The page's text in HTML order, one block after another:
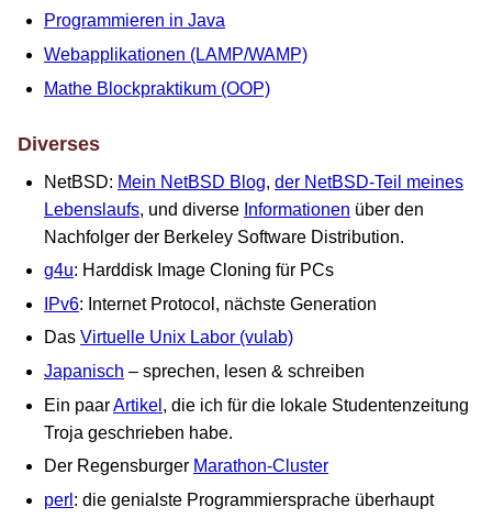
Programmieren in Java
Webapplikationen (LAMP/WAMP)
Mathe Blockpraktikum (OOP)
Diverses
NetBSD: Mein NetBSD Blog, der NetBSD-Teil meines
Lebenslaufs, und diverse Informationen über den
Nachfolger der Berkeley Software Distribution.
g4u: Harddisk Image Cloning für PCs
IPv6: Internet Protocol, nächste Generation
Das Virtuelle Unix Labor (vulab)
Japanisch – sprechen, lesen & schreiben
Ein paarArtikel , die ich für die lokale Studentenzeitung
Troja geschrieben habe.
Der Regensburger Marathon-Cluster
perl : die genialste Programmiersprache überhaupt